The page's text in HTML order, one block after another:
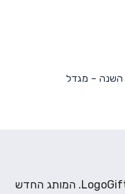
השנה – מגדל
ברוכים הבאים ל- LogoGift. המותג החדש